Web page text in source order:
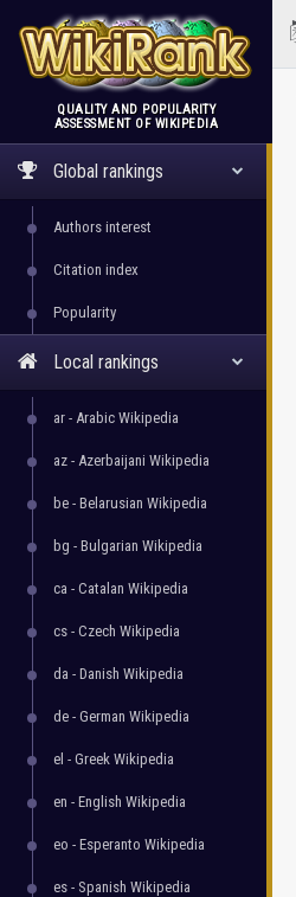
WikiRank
QUALITY AND POPULARITY
ASSESSMENT OF WIKIPEDIA
Global rankings
Authors interest
Citation index
Popularity
Local rankings
ar - Arabic Wikipedia
az - Azerbaijani Wikipedia
be - Belarusian Wikipedia
bg - Bulgarian Wikipedia
ca - Catalan Wikipedia
cs - Czech Wikipedia
da - Danish Wikipedia
de - German Wikipedia
el - Greek Wikipedia
en - English Wikipedia
eo - Esperanto Wikipedia
es - Spanish Wikipedia